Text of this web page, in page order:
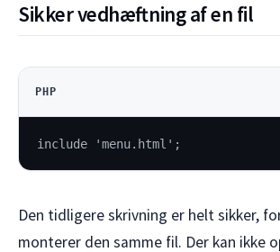
Sikker vedhæftning af en fil
PHP
include 'menu.html';
Den tidligere skrivning er helt sikker,
monterer den samme fil. Der kan ikke